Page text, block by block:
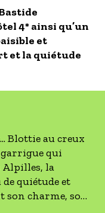
4* ainsi qu’un
et
et la quiétude
Blottie au creux
qui
Alpilles, la
quiétude et
son charme, son